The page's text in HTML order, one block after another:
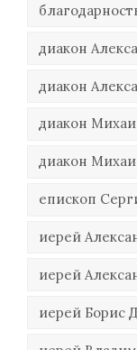
диакон
диакон
диакон
диакон
епископ
иерей
иерей
иерей Борис